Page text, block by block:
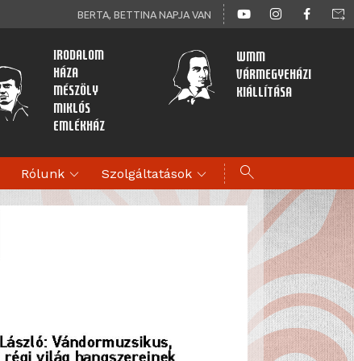
BERTA, BETTINA NAPJA VAN forward_to_inbox
Irodalom
Háza
Mészöly
Miklós
Emlékház
WMM
Vármegyeházi
kiállítása
Rólunk expand_more Szolgáltatások expand_more search